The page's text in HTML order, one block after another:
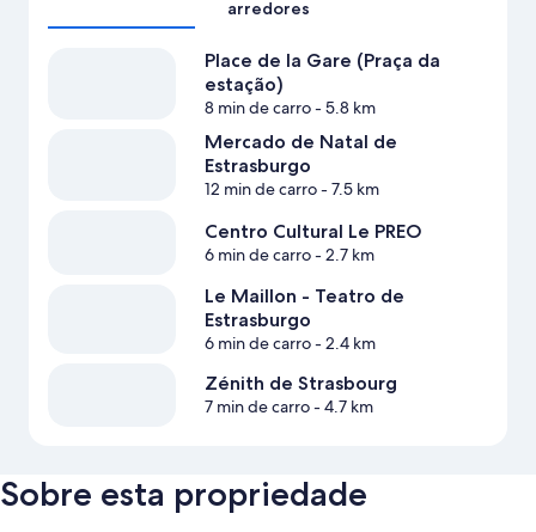
arredores
Place de la Gare (Praça da
estação)
8 min de carro- 5.8 km
Mercado de Natal de
Estrasburgo
12 min de carro- 7.5 km
Centro Cultural Le PREO
6 min de carro- 2.7 km
Le Maillon - Teatro de
Estrasburgo
6 min de carro- 2.4 km
Zénith de Strasbourg
7 min de carro- 4.7 km
Sobre esta propriedade